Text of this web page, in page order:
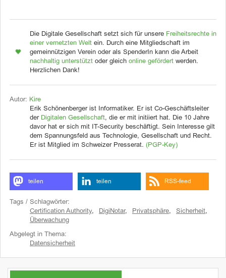
Die Digitale Gesellschaft setzt sich für unsere Freiheitsrechte in
einer vernetzten Welt ein. Durch eine Mitgliedschaft im
gemeinnützigen Verein oder als SpenderIn kann die Arbeit
nachhaltig unterstützt oder gleich online gefördert werden.
Herzlichen Dank!
Autor: Kire
Erik Schönenberger ist Informatiker. Er ist Co-Geschäftsleiter
der Digitalen Gesellschaft, die er mit initiiert hat. Die 10 Jahre
davor hat er sich mit IT-Security beschäftigt. Sein Interesse gilt
dem Spannungsfeld aus Technologie, Gesellschaft und Recht.
Er ist Mitglied im Schweizer Presserat. (PGP-Key)
teilen teilen RSS-feed
Tags / Schlagwörter:
Certification Authority, DigiNotar, Privatsphäre, Sicherheit,
Überwachung
Abgelegt in Thema:
Datensicherheit